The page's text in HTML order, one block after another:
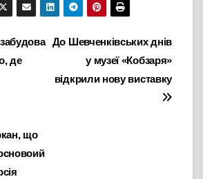
До Шевченківських днів
у музеї «Кобзаря»
відкрили нову виставку
де
що